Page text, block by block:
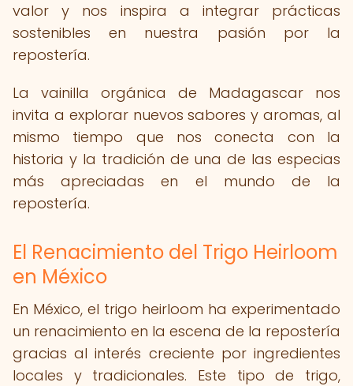
valor y nos inspira a integrar prácticas
sostenibles en nuestra pasión por la
repostería.
La vainilla orgánica de Madagascar nos
invita a explorar nuevos sabores y aromas, al
mismo tiempo que nos conecta con la
historia y la tradición de una de las especias
más apreciadas en el mundo de la
repostería.
El Renacimiento del Trigo Heirloom
en México
En México, el trigo heirloom ha experimentado
un renacimiento en la escena de la repostería
gracias al interés creciente por ingredientes
locales y tradicionales. Este tipo de trigo,